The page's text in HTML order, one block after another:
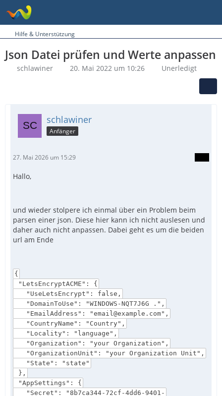
Hilfe & Unterstützung
Json Datei prüfen und Werte anpassen
schlawiner 20. Mai 2022 um 10:26 Unerledigt
schlawiner
Anfänger
27. Mai 2026 um 15:29
Hallo,
und wieder stolpere ich einmal über ein Problem beim
parsen einer json. Diese hier kann ich nicht auslesen und
daher auch nicht anpassen. Dabei geht es um die beiden
url am Ende
{
"LetsEncryptACME": {
"UseLetsEncrypt": false,
"DomainToUse": "WINDOWS-NQT7J6G .",
"EmailAddress": "email@example.com",
"CountryName": "Country",
"Locality": "language",
"Organization": "your Organization",
"OrganizationUnit": "your Organization Unit",
"State": "state"
},
"AppSettings": {
"Secret": "8b7ca344-72cf-4dd6-9401-